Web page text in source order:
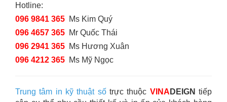
Hotline:
096 9841 365 Ms Kim Quý
096 4657 365 Mr Quốc Thái
096 2941 365 Ms Hương Xuân
096 4212 365 Ms Mỹ Ngọc
Trung tâm in kỹ thuật sốtrực thuộc VINA DEIGN tiếp